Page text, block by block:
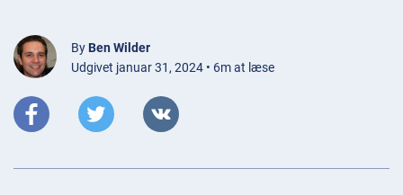
By Ben Wilder
Udgivet januar 31, 2024 • 6m at læse